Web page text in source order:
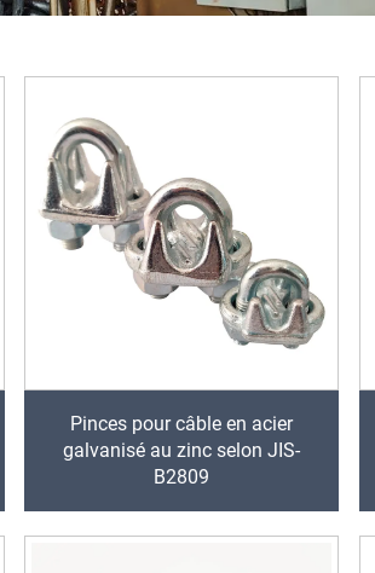
Pinces pour câble en acier
galvanisé au zinc selon JIS-
B2809